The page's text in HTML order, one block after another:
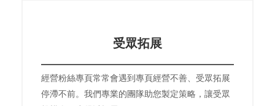
受眾拓展
經營粉絲專頁常常會遇到專頁經營不善、受眾拓展
停滯不前。我們專業的團隊助您製定策略，讓受眾